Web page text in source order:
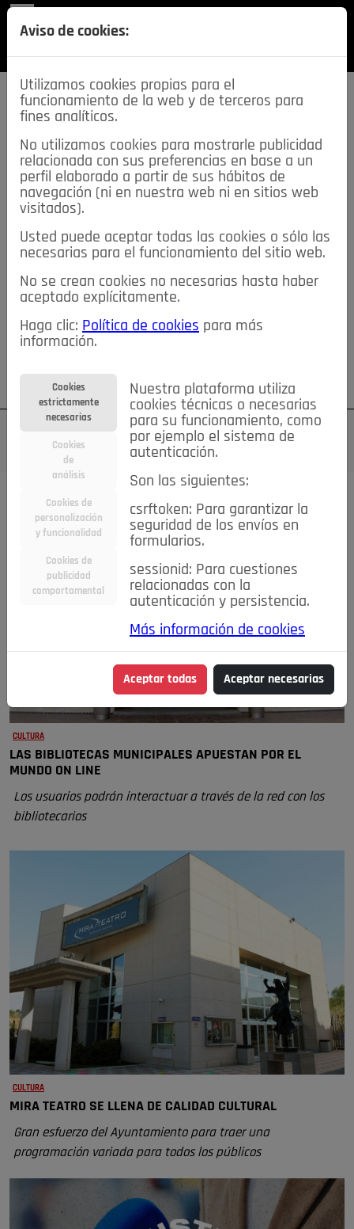
SECCIONES
descarga esta
REVISTA
≡NOTICIAS
NOTICIAS SERVICIOS DE INTERÉS
TABLÓN DE ANUNCIOS MIS ANUNCIOS CONTACTO
NOSOTROS
Su cuenta Regístrese ¿Olvidó su contraseña?
CULTURA
LAS BIBLIOTECAS MUNICIPALES APUESTAN POR EL
MUNDO ON LINE
Los usuarios podrán interactuar a través de la red con los
bibliotecarios
CULTURA
MIRA TEATRO SE LLENA DE CALIDAD CULTURAL
Gran esfuerzo del Ayuntamiento para traer una
programación variada para todos los públicos
Aviso de cookies:
Utilizamos cookies propias para el
funcionamiento de la web y de terceros para
fines analíticos.
No utilizamos cookies para mostrarle publicidad
relacionada con sus preferencias en base a un
perfil elaborado a partir de sus hábitos de
navegación (ni en nuestra web ni en sitios web
visitados).
Usted puede aceptar todas las cookies o sólo las
necesarias para el funcionamiento del sitio web.
No se crean cookies no necesarias hasta haber
aceptado explícitamente.
Haga clic: Política de cookies para más
información.
Cookies
estrictamente
necesarias
Cookies
de
análisis
Cookies de
personalización
y funcionalidad
Cookies de
publicidad
comportamental
Nuestra plataforma utiliza
cookies técnicas o necesarias
para su funcionamiento, como
por ejemplo el sistema de
autenticación.
Son las siguientes:
csrftoken: Para garantizar la
seguridad de los envíos en
formularios.
sessionid: Para cuestiones
relacionadas con la
autenticación y persistencia.
Más información de cookies
Aceptar todas Aceptar necesarias